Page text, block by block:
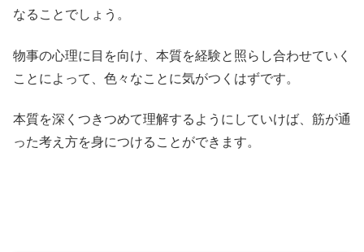
なることでしょう。
物事の心理に目を向け、本質を経験と照らし合わせていく
ことによって、色々なことに気がつくはずです。
本質を深くつきつめて理解するようにしていけば、筋が通
った考え方を身につけることができます。